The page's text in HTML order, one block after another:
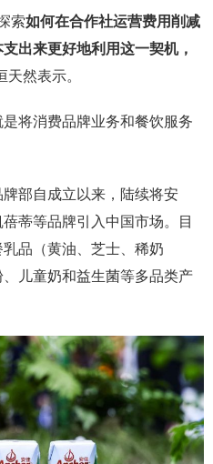
索如何在合作社运营费用削减
出来更好地利用这一契机，
天然表示。
将消费品牌业务和餐饮服务
部自成立以来，陆续将安
蒂等品牌引入中国市场。目
品（黄油、芝士、稀奶
儿童奶和益生菌等多品类产